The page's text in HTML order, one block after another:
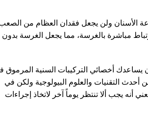
الأسنان ولن يجعل فقدان العظام من
مباشرة بالغرسة، مما يجعل الغرسة بدون
يساعدك أخصائي التركيبات السنية المرموق
التقنيات والعلوم البيولوجية ولكن في
أنه يجب ألا تنتظر يوماً آخر لاتخاذ إجراءات